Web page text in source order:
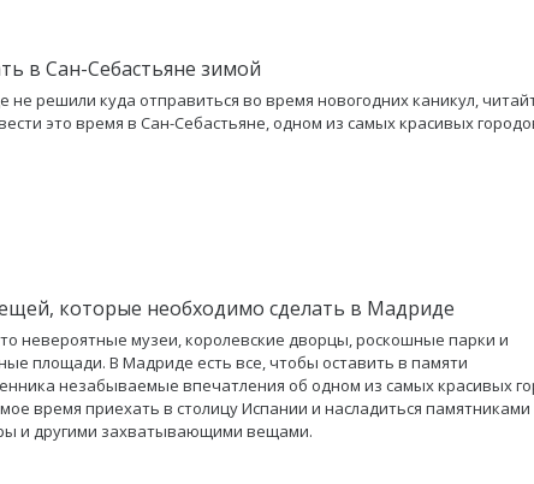
в Сан-Себастьяне зимой
не решили куда отправиться во время новогодних каникул,
это время в Сан-Себастьяне, одном из самых красивых
которые необходимо сделать в Мадриде
невероятные музеи, королевские дворцы, роскошные парки и
площади. В Мадриде есть все, чтобы оставить в памяти
незабываемые впечатления об одном из самых красивых
время приехать в столицу Испании и насладиться памятниками
и другими захватывающими вещами.